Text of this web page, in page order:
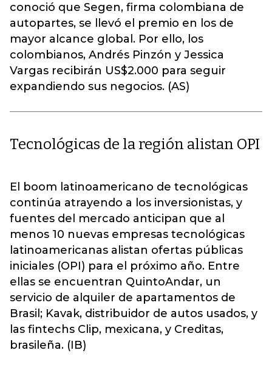
conoció que Segen, firma colombiana de
autopartes, se llevó el premio en los de
mayor alcance global. Por ello, los
colombianos, Andrés Pinzón y Jessica
Vargas recibirán US$2.000 para seguir
expandiendo sus negocios. (AS)
Tecnológicas de la región alistan OPI
El boom latinoamericano de tecnológicas
continúa atrayendo a los inversionistas, y
fuentes del mercado anticipan que al
menos 10 nuevas empresas tecnológicas
latinoamericanas alistan ofertas públicas
iniciales (OPI) para el próximo año. Entre
ellas se encuentran QuintoAndar, un
servicio de alquiler de apartamentos de
Brasil; Kavak, distribuidor de autos usados, y
las fintechs Clip, mexicana, y Creditas,
brasileña. (IB)